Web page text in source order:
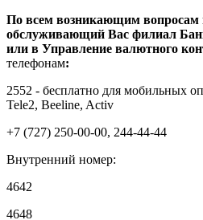
По всем возникающим вопросам
обслуживающий Вас филиал
или в Управление валютного
телефонам:
2552 - бесплатно для мобильных
Tele2, Beeline, Activ
+7 (727) 250-00-00, 244-44-44
Внутренний номер:
4642
4648